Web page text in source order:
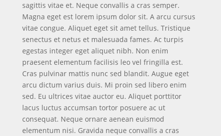
sagittis vitae et. Neque convallis a cras semper.
Magna eget est lorem ipsum dolor sit. A arcu cursus
vitae congue. Aliquet eget sit amet tellus. Tristique
senectus et netus et malesuada fames. Ac turpis
egestas integer eget aliquet nibh. Non enim
praesent elementum facilisis leo vel fringilla est.
Cras pulvinar mattis nunc sed blandit. Augue eget
arcu dictum varius duis. Mi proin sed libero enim
sed. Eu ultrices vitae auctor eu. Aliquet porttitor
lacus luctus accumsan tortor posuere ac ut
consequat. Neque ornare aenean euismod
elementum nisi. Gravida neque convallis a cras